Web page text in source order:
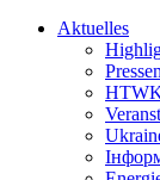
Aktuelles